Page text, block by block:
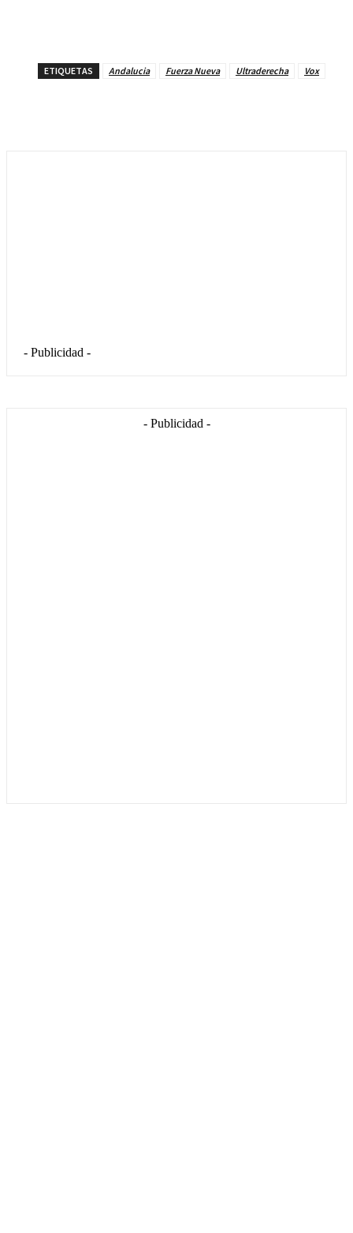
ETIQUETAS Andalucia Fuerza Nueva Ultraderecha Vox
- Publicidad -
- Publicidad -